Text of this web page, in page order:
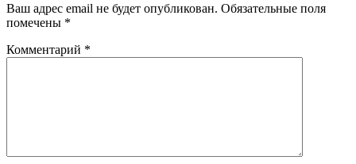
Ваш адрес email не будет опубликован. Обязательные поля
помечены *
Комментарий *